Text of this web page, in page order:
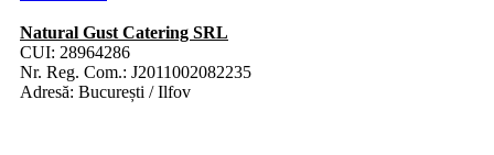
Natural Gust Catering SRL
CUI: 28964286
Nr. Reg. Com.: J2011002082235
Adresă: București / Ilfov